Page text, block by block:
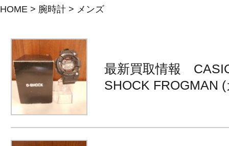
HOME > 腕時計 > メンズ
最新買取情報
SHOCK FROGMAN